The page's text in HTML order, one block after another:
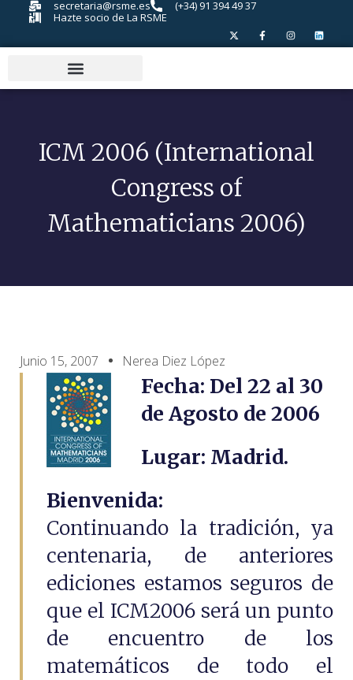
secretaria@rsme.es
(+34) 91 394 49 37
Hazte socio de La RSME
ICM 2006 (International
Congress of
Mathematicians 2006)
Junio 15, 2007 Nerea Diez López
Fecha: Del 22 al 30
de Agosto de 2006
Lugar: Madrid.
Bienvenida:
Continuando la tradición, ya
centenaria, de anteriores
ediciones estamos seguros de
que el ICM2006 será un punto
de encuentro de los
matemáticos de todo el